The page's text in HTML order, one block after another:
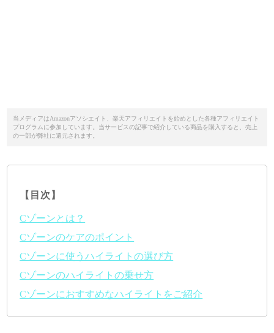
当メディアはAmazonアソシエイト、楽天アフィリエイトを始めとした各種アフィリエイト
プログラムに参加しています。当サービスの記事で紹介している商品を購入すると、売上
の一部が弊社に還元されます。
【目次】
Cゾーンとは？
Cゾーンのケアのポイント
Cゾーンに使うハイライトの選び方
Cゾーンのハイライトの乗せ方
Cゾーンにおすすめなハイライトをご紹介